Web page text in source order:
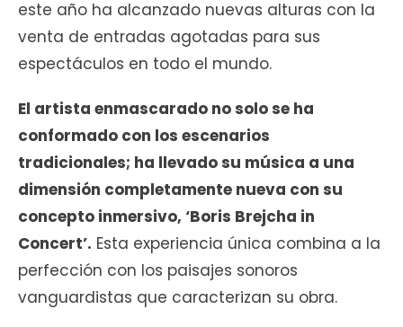
este año ha alcanzado nuevas alturas con la
venta de entradas agotadas para sus
espectáculos en todo el mundo.
El artista enmascarado no solo se ha
conformado con los escenarios
tradicionales; ha llevado su música a una
dimensión completamente nueva con su
concepto inmersivo, ‘Boris Brejcha in
Concert’. Esta experiencia única combina a la
perfección con los paisajes sonoros
vanguardistas que caracterizan su obra.